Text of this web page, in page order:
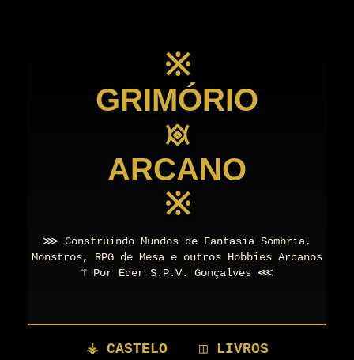
※
GRIMÓRIO
𖥜
ARCANO
※
⋙ Construindo Mundos de Fantasia Sombria,
Monstros, RPG de Mesa e outros Hobbies Arcanos
⚚ Por Éder S.P.V. Gonçalves ⋘
⚶ CASTELO ◫ LIVROS